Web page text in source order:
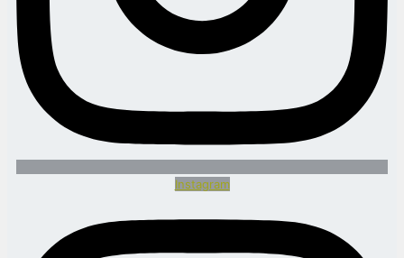
Instagram